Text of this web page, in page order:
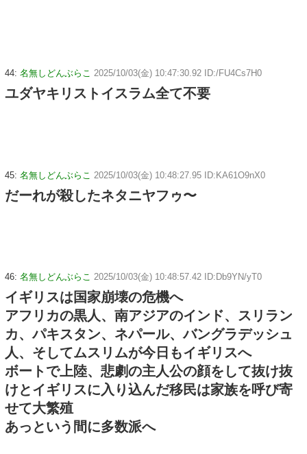
44: 名無しどんぶらこ 2025/10/03(金) 10:47:30.92 ID:/FU4Cs7H0
ユダヤキリストイスラム全て不要
45: 名無しどんぶらこ 2025/10/03(金) 10:48:27.95 ID:KA61O9nX0
だーれが殺したネタニヤフゥ〜
46: 名無しどんぶらこ 2025/10/03(金) 10:48:57.42 ID:Db9YN/yT0
イギリスは国家崩壊の危機へ
アフリカの黒人、南アジアのインド、スリラン
カ、パキスタン、ネパール、バングラデッシュ
人、そしてムスリムが今日もイギリスへ
ボートで上陸、悲劇の主人公の顔をして抜け抜
けとイギリスに入り込んだ移民は家族を呼び寄
せて大繁殖
あっという間に多数派へ